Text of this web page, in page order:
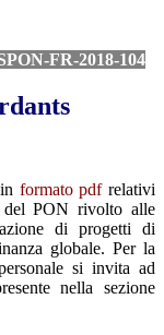
FR-2018-104
formato pdfrelativi
del PONrivolto alle
di progetti di
globale. Per la
si invita ad
nella sezione